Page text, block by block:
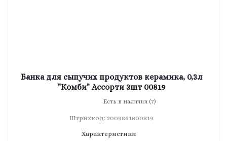
Банка для сыпучих продуктов керамика, 0,3л
"Комби" Ассорти 3шт 00819
Есть в наличии (7)
Штрихкод: 2009861800819
Характеристики